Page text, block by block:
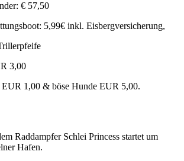
€ 57,50
5,99€ inkl. Eisbergversicherung,
3,00
1,00 & böse Hunde EUR 5,00.
Raddampfer Schlei Princess startet um
Hafen.